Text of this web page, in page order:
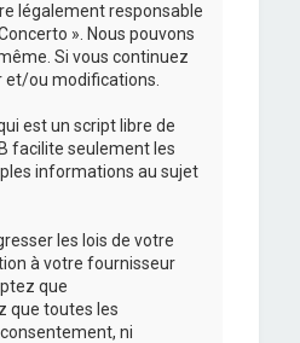
légalement responsable
». Nous pouvons
Si vous continuez
et/ou modifications.
est un script libre de
facilite seulement les
informations au sujet
les lois de votre
à votre fournisseur
que
que toutes les
ni